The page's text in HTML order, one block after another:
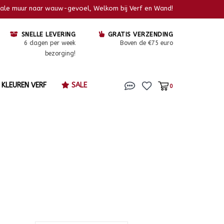
muur naar wauw-gevoel, Welkom bij Verf en Wand!
SNELLE LEVERING
6 dagen per week
bezorging!
GRATIS VERZENDING
Boven de €75 euro
KLEUREN VERF SALE 0